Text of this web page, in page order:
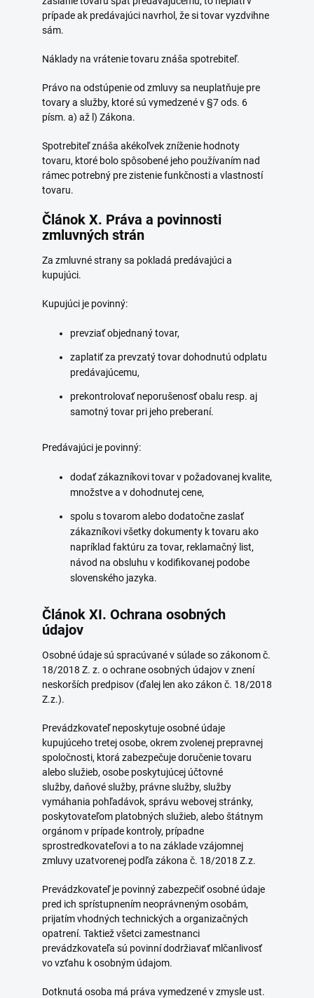
prípade ak predávajúci navrhol, že si tovar vyzdvihne
sám.
Náklady na vrátenie tovaru znáša spotrebiteľ.
Právo na odstúpenie od zmluvy sa neuplatňuje pre
tovary a služby, ktoré sú vymedzené v §7 ods. 6
písm. a) až l) Zákona.
Spotrebiteľ znáša akékoľvek zníženie hodnoty
tovaru, ktoré bolo spôsobené jeho používaním nad
rámec potrebný pre zistenie funkčnosti a vlastností
tovaru.
Článok X. Práva a povinnosti
zmluvných strán
Za zmluvné strany sa pokladá predávajúci a
kupujúci.
Kupujúci je povinný:
prevziať objednaný tovar,
zaplatiť za prevzatý tovar dohodnutú odplatu
predávajúcemu,
prekontrolovať neporušenosť obalu resp. aj
samotný tovar pri jeho preberaní.
Predávajúci je povinný:
dodať zákazníkovi tovar v požadovanej kvalite,
množstve a v dohodnutej cene,
spolu s tovarom alebo dodatočne zaslať
zákazníkovi všetky dokumenty k tovaru ako
napríklad faktúru za tovar, reklamačný list,
návod na obsluhu v kodifikovanej podobe
slovenského jazyka.
Článok XI. Ochrana osobných
údajov
Osobné údaje sú spracúvané v súlade so zákonom č.
18/2018 Z. z. o ochrane osobných údajov v znení
neskorších predpisov (ďalej len ako zákon č. 18/2018
Z.z.).
Prevádzkovateľ neposkytuje osobné údaje
kupujúceho tretej osobe, okrem zvolenej prepravnej
spoločnosti, ktorá zabezpečuje doručenie tovaru
alebo služieb, osobe poskytujúcej účtovné
služby, daňové služby, právne služby, služby
vymáhania pohľadávok, správu webovej stránky,
poskytovateľom platobných služieb, alebo štátnym
orgánom v prípade kontroly, prípadne
sprostredkovateľovi a to na základe vzájomnej
zmluvy uzatvorenej podľa zákona č. 18/2018 Z.z.
Prevádzkovateľ je povinný zabezpečiť osobné údaje
pred ich sprístupnením neoprávneným osobám,
prijatím vhodných technických a organizačných
opatrení. Taktiež všetci zamestnanci
prevádzkovateľa sú povinní dodržiavať mlčanlivosť
vo vzťahu k osobným údajom.
Dotknutá osoba má práva vymedzené v zmysle ust.